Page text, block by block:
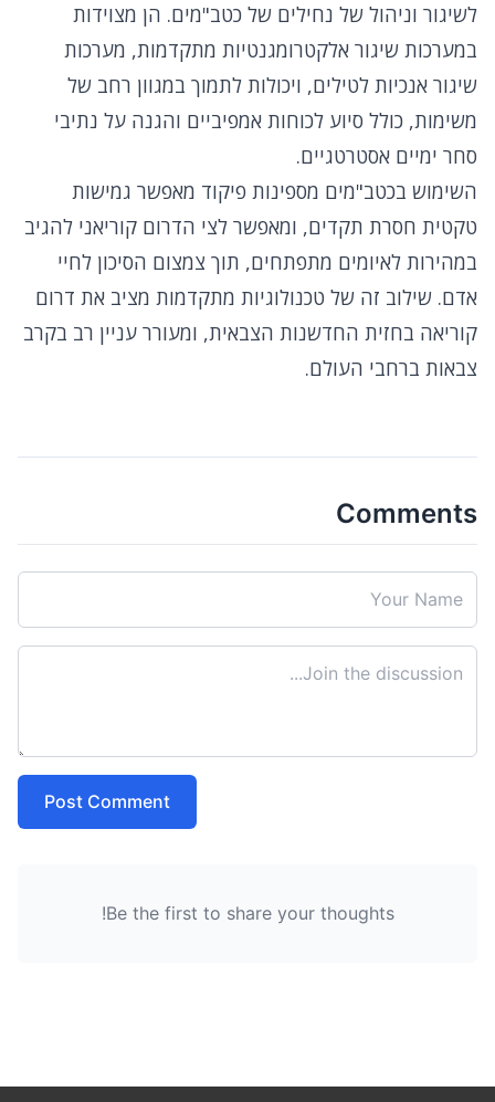
לשיגור וניהול של נחילים של כטב"מים. הן מצוידות
במערכות שיגור אלקטרומגנטיות מתקדמות, מערכות
שיגור אנכיות לטילים, ויכולות לתמוך במגוון רחב של
משימות, כולל סיוע לכוחות אמפיביים והגנה על נתיבי
סחר ימיים אסטרטגיים.
השימוש בכטב"מים מספינות פיקוד מאפשר גמישות
טקטית חסרת תקדים, ומאפשר לצי הדרום קוריאני להגיב
במהירות לאיומים מתפתחים, תוך צמצום הסיכון לחיי
אדם. שילוב זה של טכנולוגיות מתקדמות מציב את דרום
קוריאה בחזית החדשנות הצבאית, ומעורר עניין רב בקרב
צבאות ברחבי העולם.
Comments
Post Comment
Be the first to share your thoughts!